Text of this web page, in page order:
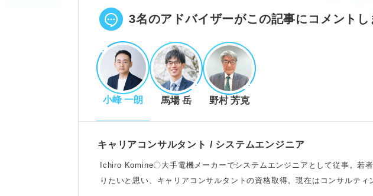
3名のアドバイザーがこの記事にコメントし
小峰 一朗 馬場 岳 野村 芳克
キャリアコンサルタント / システムエンジニア
Ichiro Komine〇大手電機メーカーでシステムエンジニアとして従事。若
りたいと思い、キャリアコンサルタントの資格取得。現在はコンサルティ